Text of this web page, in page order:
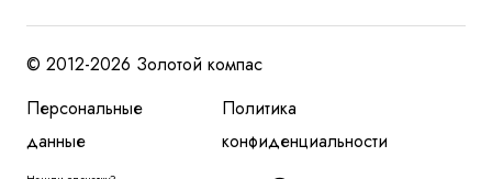
© 2012-2026 Золотой компас
Персональные
данные
Политика
конфиденциальности